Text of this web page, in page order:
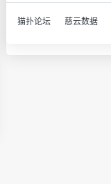
猫扑论坛 慈云数据